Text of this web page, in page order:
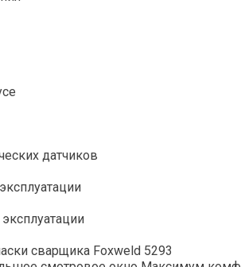
датчиков
сварщика Foxweld 5293